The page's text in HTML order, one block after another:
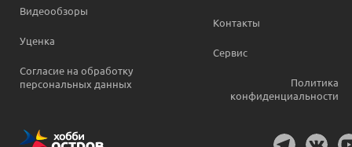
Видеообзоры
Уценка
Согласие на обработку
персональных данных
Контакты
Сервис
Политика
конфиденциальности